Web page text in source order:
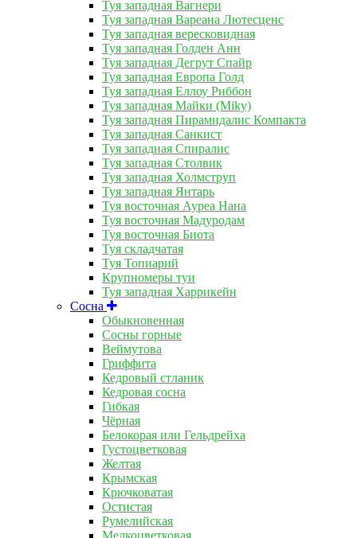
Туя западная Вагнери
Туя западная Вареана Лютесценс
Туя западная вересковидная
Туя западная Голден Анн
Туя западная Дегрут Спайр
Туя западная Европа Голд
Туя западная Еллоу Риббон
Туя западная Майки (Miky)
Туя западная Пирамидалис Компакта
Туя западная Санкист
Туя западная Спиралис
Туя западная Столвик
Туя западная Холмструп
Туя западная Янтарь
Туя восточная Ауреа Нана
Туя восточная Мадуродам
Туя восточная Биота
Туя складчатая
Туя Топиарий
Крупномеры туи
Туя западная Харрикейн
Сосна
Обыкновенная
Сосны горные
Веймутова
Гриффита
Кедровый стланик
Кедровая сосна
Гибкая
Чёрная
Белокорая или Гельдрейха
Густоцветковая
Желтая
Крымская
Крючковатая
Остистая
Румелийская
Мелкоцветковая